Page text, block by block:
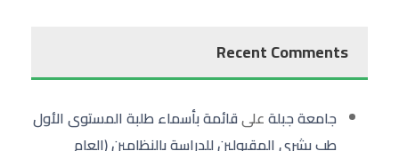
Recent Comments
جامعة جبلةعلىقائمة بأسماء طلبة المستوى الأول
طب بشري المقبولين للدراسة بالنظامين (العام